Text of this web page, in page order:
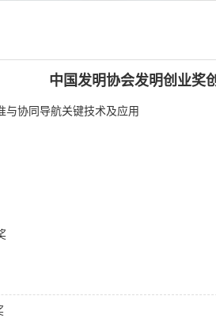
中国发明协会发明创业奖
与协同导航关键技术及应用